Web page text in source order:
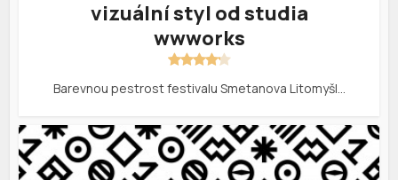
vizuální styl od studia
wwworks
Barevnou pestrost festivalu Smetanova Litomyšl…